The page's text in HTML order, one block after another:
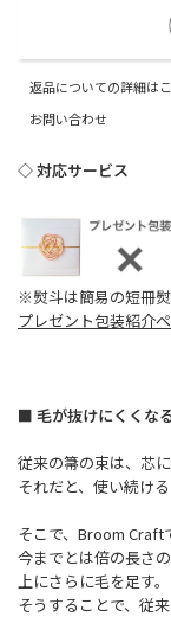
返品についての詳細は
お問い合わせ
◇ 対応サービス
※熨斗は簡易の短冊熨
プレゼント包装紹介
■ 毛が抜けにくくな
従来の箒の束は、芯
それだと、使い続け
そこで、Broom Craft
今までとは倍の長さ
上にさらに毛を足す。
そうすることで、従